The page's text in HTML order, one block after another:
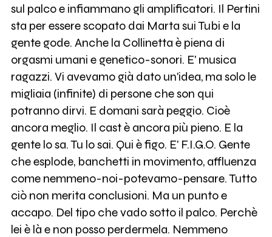
sul palco e infiammano gli amplificatori. Il Pertini
sta per essere scopato dai Marta sui Tubi e la
gente gode. Anche la Collinetta è piena di
orgasmi umani e genetico-sonori. E' musica
ragazzi. Vi avevamo già dato un'idea, ma solo le
migliaia (infinite) di persone che son qui
potranno dirvi. E domani sarà peggio. Cioè
ancora meglio. Il cast è ancora più pieno. E la
gente lo sa. Tu lo sai. Qui è figo. E' F.I.G.O. Gente
che esplode, banchetti in movimento, affluenza
come nemmeno-noi-potevamo-pensare. Tutto
ciò non merita conclusioni. Ma un punto e
accapo. Del tipo che vado sotto il palco. Perchè
lei è là e non posso perdermela. Nemmeno